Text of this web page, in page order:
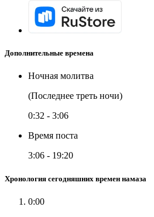
Дополнительные времена
Ночная молитва
(Последнее треть ночи)
0:32 - 3:06
Время поста
3:06 - 19:20
Хронология сегодняшних времен намаза
0:00